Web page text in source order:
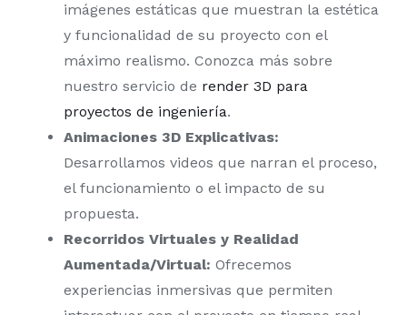
imágenes estáticas que muestran la estética
y funcionalidad de su proyecto con el
máximo realismo. Conozca más sobre
nuestro servicio de render 3D para
proyectos de ingeniería.
Animaciones 3D Explicativas:
Desarrollamos videos que narran el proceso,
el funcionamiento o el impacto de su
propuesta.
Recorridos Virtuales y Realidad
Aumentada/Virtual: Ofrecemos
experiencias inmersivas que permiten